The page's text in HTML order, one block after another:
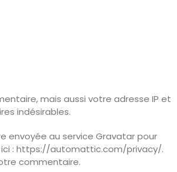
mais aussi votre adresse IP et
indésirables.
envoyée au service Gravatar pour
ici : https://automattic.com/privacy/.
commentaire.